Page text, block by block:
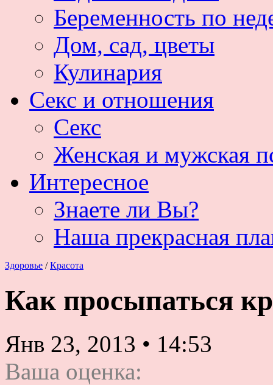
Беременность по
Дом, сад, цветы
Кулинария
Секс и отношения
Секс
Женская и мужская
Интересное
Знаете ли Вы?
Наша прекрасная
Здоровье / Красота
Как просыпаться
Янв 23, 2013 • 14:53
Ваша оценка: